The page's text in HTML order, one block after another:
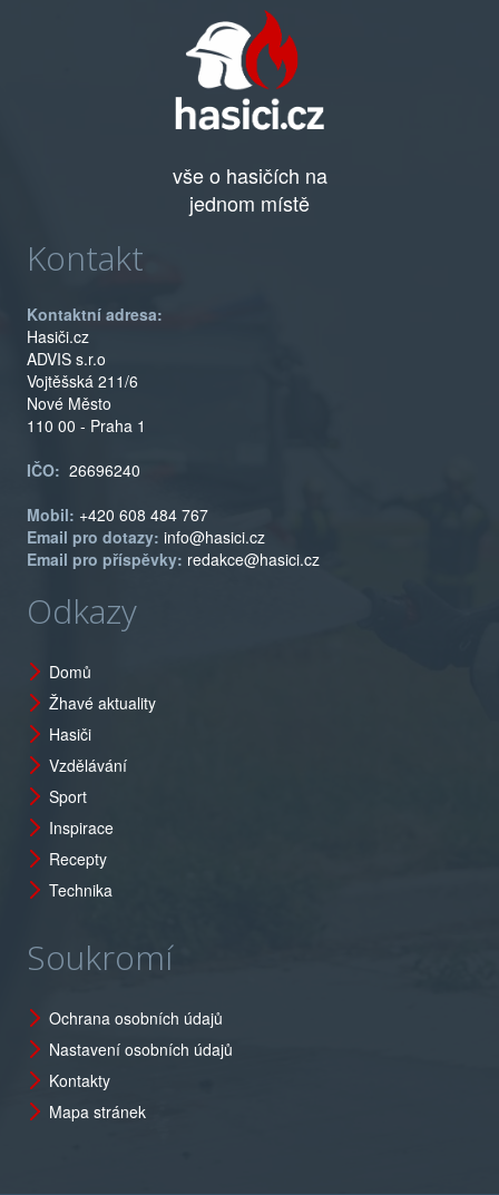
vše o hasičích na
jednom místě
Kontakt
Kontaktní adresa:
Hasiči.cz
ADVIS s.r.o
Vojtěšská 211/6
Nové Město
110 00 - Praha 1
IČO: 26696240
Mobil: +420 608 484 767
Email pro dotazy: info@hasici.cz
Email pro příspěvky: redakce@hasici.cz
Odkazy
Domů
Žhavé aktuality
Hasiči
Vzdělávání
Sport
Inspirace
Recepty
Technika
Soukromí
Ochrana osobních údajů
Nastavení osobních údajů
Kontakty
Mapa stránek